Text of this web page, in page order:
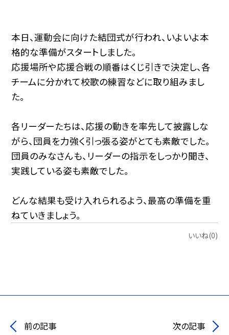
本日、運動会に向けた結団式が行われ、いよいよ本
格的な準備がスタートしました。
応援場所や応援合戦の順番はくじ引きで決定し、各
チームに分かれて校歌の練習などに取り組みまし
た。
各リーダーたちは、応援の動きを率先して披露しな
がら、団員を力強く引っ張る姿がとても素敵でした。
団員のみなさんも、リーダーの指示をしっかり聞き、
実践している姿も素敵でした。
どんな結果も受け入れられるよう、最高の準備を重
ねていきましょう。
いいね(0)
前の記事 次の記事